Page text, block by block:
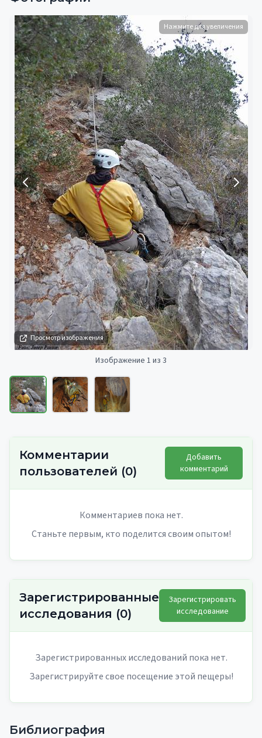
Просмотр изображения
Нажмите для увеличения
Изображение 1 из 3
Комментарии
пользователей (0)
Добавить
комментарий
Комментариев пока нет.
Станьте первым, кто поделится своим опытом!
Зарегистрированные
исследования (0)
Зарегистрировать
исследование
Зарегистрированных исследований пока нет.
Зарегистрируйте свое посещение этой пещеры!
Библиография